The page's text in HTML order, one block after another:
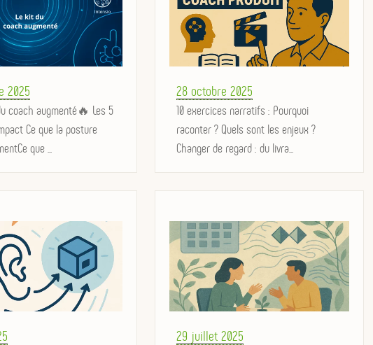
2025
coach augmenté🔥 Les 5
Ce que la posture
que ...
Posted
on
28 octobre 2025
10 exercices narratifs : Pourquoi
raconter ? Quels sont les enjeux ?
Changer de regard : du livra...
Posted
29 juillet 2025